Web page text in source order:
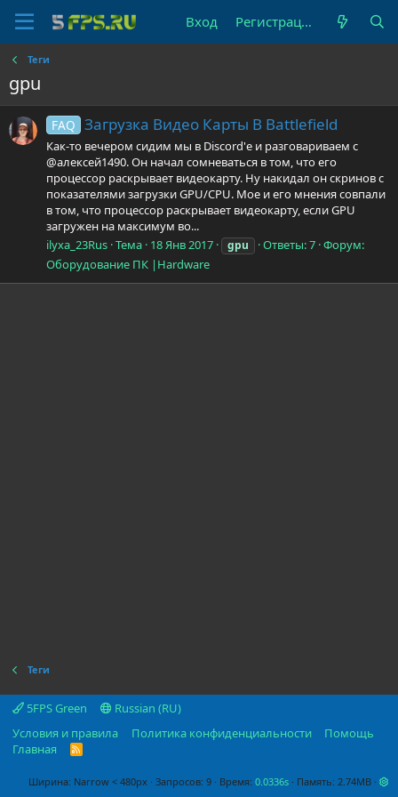
Вход Регистрация
Теги
gpu
FAQ Загрузка Видео Карты В Battlefield
Как-то вечером сидим мы в Discord'е и разговариваем с
@алексей1490. Он начал сомневаться в том, что его
процессор раскрывает видеокарту. Ну накидал он скринов с
показателями загрузки GPU/CPU. Мое и его мнения совпали
в том, что процессор раскрывает видеокарту, если GPU
загружен на максимум во...
ilyxa_23Rus Тема 18 Янв 2017 gpu Ответы: 7 Форум:
Оборудование ПК |Hardware
Теги
5FPS Green
Russian (RU)
Условия и правила
Политика конфиденциальности
Помощь
Главная
R
Ширина Запросов 9 Время 0.0336s Память 2.74MB